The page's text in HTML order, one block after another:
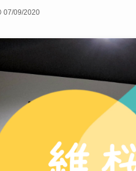
07/09/2020